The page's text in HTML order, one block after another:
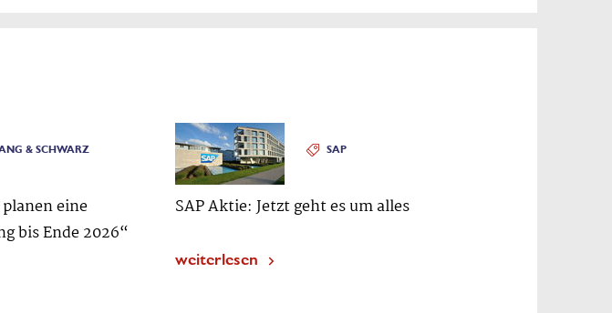
& SCHWARZ
eine
bis Ende 2026“
SAP
SAP Aktie: Jetzt geht es um alles
weiterlesen